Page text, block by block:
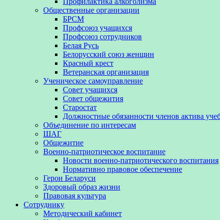
Общественные организации
БРСМ
Профсоюз учащихся
Профсоюз сотрудников
Белая Русь
Белорусский союз женщин
Красный крест
Ветеранская организация
Ученическое самоуправление
Совет учащихся
Совет общежития
Старостат
Должностные обязанности членов актива
Объединение по интересам
ШАГ
Общежитие
Военно-патриотическое воспитание
Новости военно-патриотического воспитания
Нормативно правовое обеспечение
Герои Беларуси
Здоровый образ жизни
Правовая культура
Сотруднику
Методический кабинет